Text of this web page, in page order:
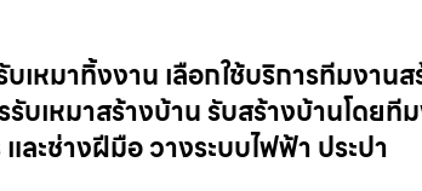
หมาทิ้งงาน เลือกใช้บริการทีมงานส
บเหมาสร้างบ้าน รับสร้างบ้านโดยที
ะช่างฝีมือ วางระบบไฟฟ้า ประปา